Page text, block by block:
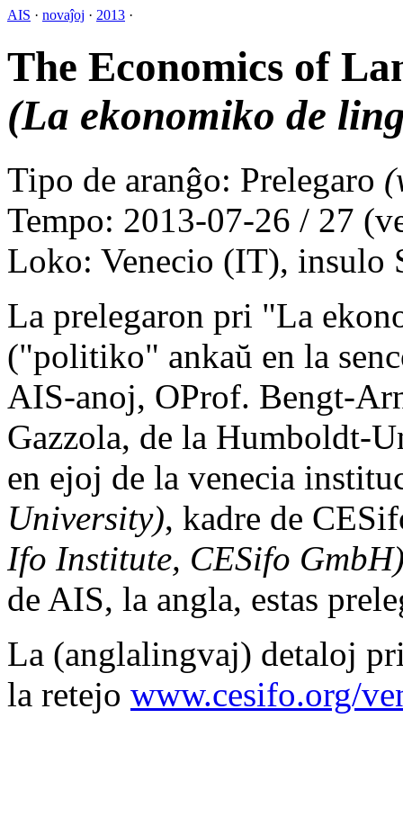
AIS · novaĵoj · 2013 ·
The Economics of
(La ekonomiko de
Tipo de aranĝo: Prelegaro
Tempo: 2013-07-26 / 27
Loko: Venecio (IT), insulo
La prelegaron pri "La
("politiko" ankaŭ en la
AIS-anoj, OProf. Bengt-
Gazzola, de la Humboldt-
en ejoj de la venecia
University), kadre de
Ifo Institute, CESifo
de AIS, la angla, estas
La (anglalingvaj) detaloj
la retejo www.cesifo.org/